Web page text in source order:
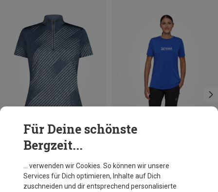
Du sparst 29%
Für Deine schönste
Bergzeit...
… verwenden wir Cookies. So können wir unsere
Services für Dich optimieren, Inhalte auf Dich
zuschneiden und dir entsprechend personalisierte